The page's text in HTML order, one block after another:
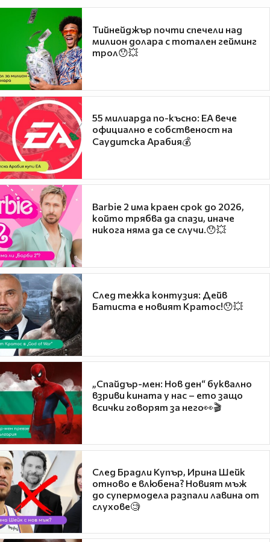
Тийнейджър почти спечели над
милион долара с тотален гейминг
трол😯💥
55 милиарда по-късно: EA вече
официално е собственост на
Саудитска Арабия💰
Barbie 2 има краен срок до 2026,
който трябва да спази, иначе
никога няма да се случи.😯💥
След тежка контузия: Дейв
Батиста е новият Кратос!😯💥
„Спайдър-мен: Нов ден“ буквално
взриви кината у нас – ето защо
всички говорят за него👀🎬
След Брадли Купър, Ирина Шейк
отново е влюбена? Новият мъж
до супермодела разпали лавина от
слухове🧐